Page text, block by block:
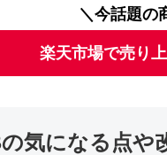
＼今話題の
楽天市場で売り
気になる点や